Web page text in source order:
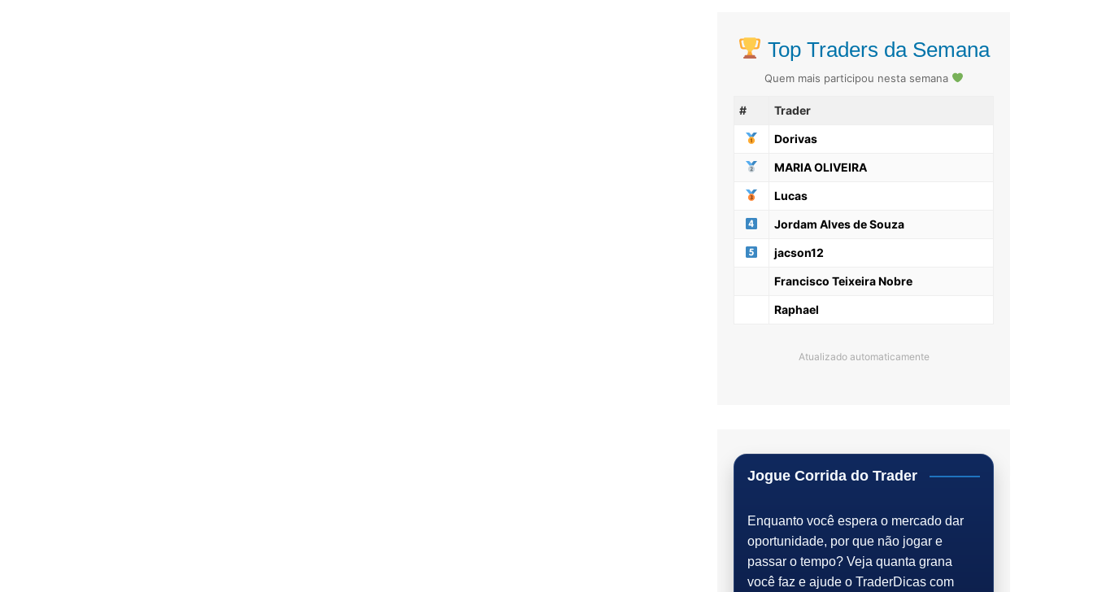
Top Traders da Semana
Quem mais participou nesta semana
# Trader
Dorivas
MARIA OLIVEIRA
Lucas
Jordam Alves de Souza
jacson12
Francisco Teixeira Nobre
Raphael
Atualizado automaticamente
Jogue Corrida do Trader
Enquanto você espera o mercado dar
oportunidade, por que não jogar e
passar o tempo? Veja quanta grana
você faz e ajude o TraderDicas com